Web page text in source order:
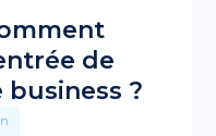
de
?